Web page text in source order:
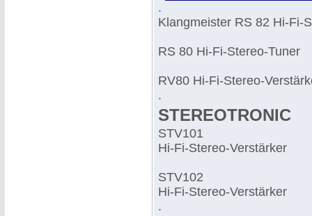
.
Klangmeister RS 82 Hi-Fi-
RS 80 Hi-Fi-Stereo-Tuner
RV80 Hi-Fi-Stereo-
.
STEREOTRONIC
STV101
Hi-Fi-Stereo-Verstärker
STV102
Hi-Fi-Stereo-Verstärker
.